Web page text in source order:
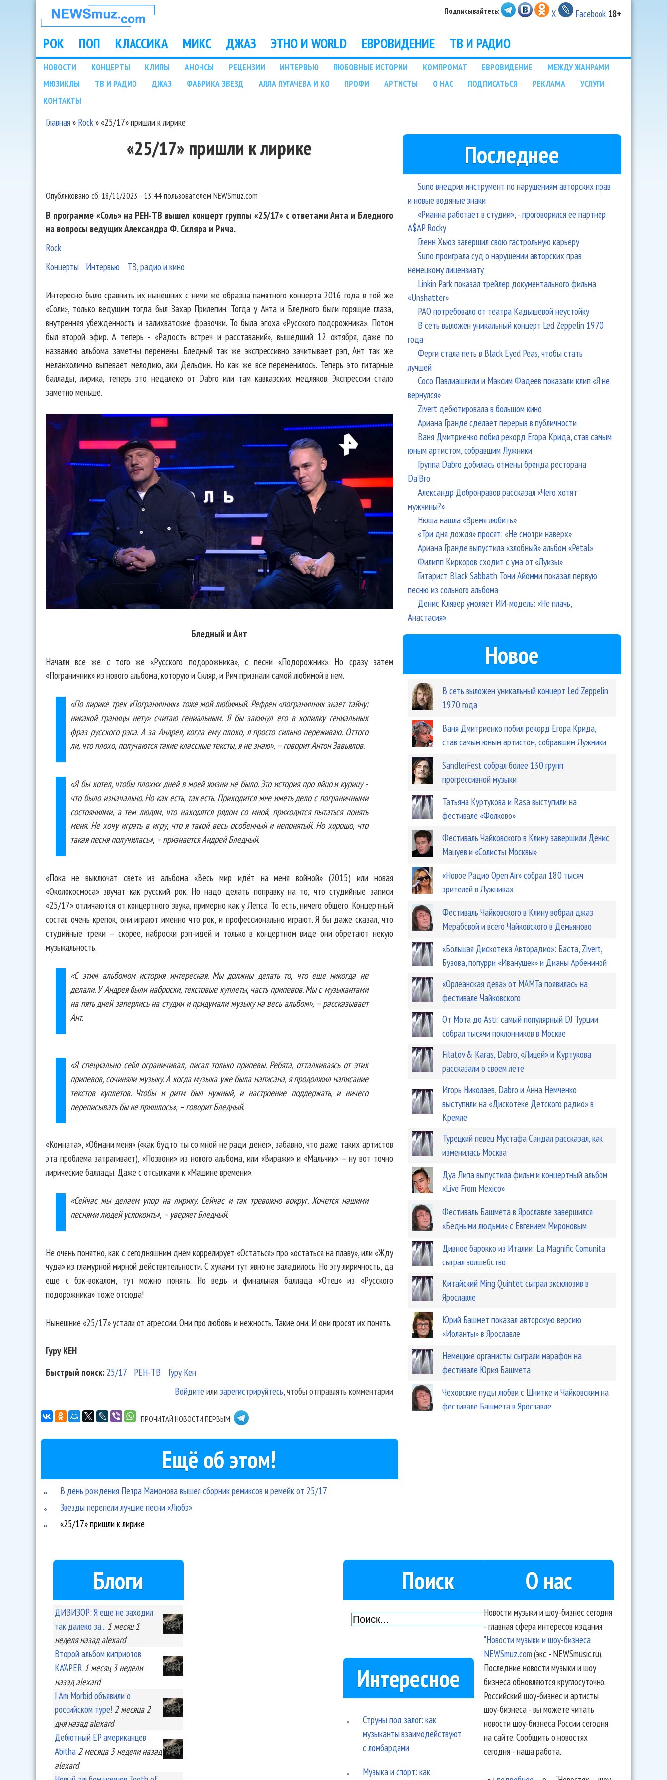
НОВОСТИ
МУЗЫКИ И
ШОУ БИЗНЕСА
NEWSMUZ.COM
Подписывайтесь: X Facebook 18+
Main menu
РОК ПОП КЛАССИКА МИКС ДЖАЗ ЭТНО И WORLD ЕВРОВИДЕНИЕ ТВ И РАДИО
Подразделы
НОВОСТИ КОНЦЕРТЫ КЛИПЫ АНОНСЫ РЕЦЕНЗИИ ИНТЕРВЬЮ ЛЮБОВНЫЕ ИСТОРИИ КОМПРОМАТ ЕВРОВИДЕНИЕ
МЕЖДУ ЖАНРАМИ
МЮЗИКЛЫ
ТВ И РАДИО ДЖАЗ ФАБРИКА ЗВЕЗД АЛЛА ПУГАЧЕВА И КО ПРОФИ АРТИСТЫ О НАС ПОДПИСАТЬСЯ РЕКЛАМА
УСЛУГИ
КОНТАКТЫ
Главная» Rock»«25/17» пришли к лирике
«25/17» пришли к лирике
Опубликовано сб, 18/11/2023 - 13:44пользователем NEWSmuz.com
В программе «Соль» на РЕН-ТВ вышел концерт группы «25/17» с ответами Анта и Бледного
на вопросы ведущих Александра Ф. Скляра и Рича.
Rock
Концерты Интервью ТВ, радио и кино
Интересно было сравнить их нынешних с ними же образца памятного концерта 2016 года в той же
«Соли», только ведущим тогда был Захар Прилепин. Тогда у Анта и Бледного были горящие глаза,
внутренняя убежденность и залихватские фразочки. То была эпоха «Русского подорожника». Потом
был второй эфир. А теперь - «Радость встреч и расставаний», вышедший 12 октября, даже по
названию альбома заметны перемены. Бледный так же экспрессивно зачитывает рэп, Ант так же
меланхолично выпевает мелодию, аки Дельфин. Но как же все переменилось. Теперь это гитарные
баллады, лирика, теперь это недалеко от Dabro или там кавказских медляков. Экспрессии стало
заметно меньше.
Бледный и Ант
Начали все же с того же «Русского подорожника», с песни «Подорожник». Но сразу затем
«Пограничник» из нового альбома, которую и Скляр, и Рич признали самой любимой в нем.
«По лирике трек «Пограничник» тоже мой любимый. Рефрен «пограничник знает тайну:
никакой границы нету» считаю гениальным. Я бы закинул его в копилку гениальных
фраз русского рэпа. А за Андрея, когда ему плохо, я просто сильно переживаю. Оттого
ли, что плохо, получаются такие классные тексты, я не знаю», – говорит Антон Завьялов.
«Я бы хотел, чтобы плохих дней в моей жизни не было. Это история про яйцо и курицу -
что было изначально. Но как есть, так есть. Приходится мне иметь дело с пограничными
состояниями, а тем людям, что находятся рядом со мной, приходится пытаться понять
меня. Не хочу играть в игру, что я такой весь особенный и непонятый. Но хорошо, что
такая песня получилась», – признается Андрей Бледный.
«Пока не выключат свет» из альбома «Весь мир идёт на меня войной» (2015) или новая
«Околокосмоса» звучат как русский рок. Но надо делать поправку на то, что студийные записи
«25/17» отличаются от концертного звука, примерно как у Лепса. То есть, ничего общего. Концертный
состав очень крепок, они играют именно что рок, и профессионально играют. Я бы даже сказал, что
студийные треки – скорее, наброски рэп-идей и только в концертном виде они обретают некую
музыкальность.
«С этим альбомом история интересная. Мы должны делать то, что еще никогда не
делали. У Андрея были наброски, текстовые куплеты, часть припевов. Мы с музыкантами
на пять дней заперлись на студии и придумали музыку на весь альбом», – рассказывает
Ант.
«Я специально себя ограничивал, писал только припевы. Ребята, отталкиваясь от этих
припевов, сочиняли музыку. А когда музыка уже была написана, я продолжил написание
текстов куплетов. Чтобы и ритм был нужный, и настроение поддержать, и ничего
переписывать бы не пришлось», – говорит Бледный.
«Комната», «Обмани меня» («как будто ты со мной не ради денег», забавно, что даже таких артистов
эта проблема затрагивает), «Позвони» из нового альбома, или «Виражи» и «Мальчик» – ну вот точно
лирические баллады. Даже с отсылками к «Машине времени».
«Сейчас мы делаем упор на лирику. Сейчас и так тревожно вокруг. Хочется нашими
песнями людей успокоить», – уверяет Бледный.
Не очень понятно, как с сегодняшним днем коррелирует «Остаться» про «остаться на плаву», или «Жду
чуда» из гламурной мирной действительности. С хуками тут явно не заладилось. Но эту лиричность, да
еще с бэк-вокалом, тут можно понять. Но ведь и финальная баллада «Отец» из «Русского
подорожника» тоже отсюда!
Нынешние «25/17» устали от агрессии. Они про любовь и нежность. Такие они. И они просят их понять.
Гуру КЕН
Быстрый поиск: 25/17 РЕН-ТВ
Гуру Кен
Войдите или зарегистрируйтесь, чтобы отправлять комментарии
ПРОЧИТАЙ НОВОСТИ ПЕРВЫМ:
Ещё об этом!
В день рождения Петра Мамонова вышел сборник ремиксов и ремейк от 25/17
Звезды перепели лучшие песни «Любэ»
«25/17» пришли к лирике
Последнее
Suno внедрил инструмент по нарушениям авторских прав
и новые водяные знаки
«Рианна работает в студии», - проговорился ее партнер
A$AP Rocky
Гленн Хьюз завершил свою гастрольную карьеру
Suno проиграла суд о нарушении авторских прав
немецкому лицензиату
Linkin Park показал трейлер документального фильма
«Unshatter»
РАО потребовало от театра Кадышевой неустойку
В сеть выложен уникальный концерт Led Zeppelin 1970
года
Ферги стала петь в Black Eyed Peas, чтобы стать
лучшей
Сосо Павлиашвили и Максим Фадеев показали клип «Я не
вернулся»
Zivert дебютировала в большом кино
Ариана Гранде сделает перерыв в публичности
Ваня Дмитриенко побил рекорд Егора Крида, став самым
юным артистом, собравшим Лужники
Группа Dabro добилась отмены бренда ресторана
Da'Bro
Александр Добронравов рассказал «Чего хотят
мужчины?»
Нюша нашла «Время любить»
«Три дня дождя» просят: «Не смотри наверх»
Ариана Гранде выпустила «злобный» альбом «Petal»
Филипп Киркоров сходит с ума от «Луизы»
Гитарист Black Sabbath Тони Айомми показал первую
песню из сольного альбома
Денис Клявер умоляет ИИ-модель: «Не плачь,
Анастасия»
Новое
В сеть выложен уникальный концерт Led Zeppelin
1970 года
Ваня Дмитриенко побил рекорд Егора Крида,
став самым юным артистом, собравшим Лужники
SandlerFest собрал более 130 групп
прогрессивной музыки
Татьяна Куртукова и Rasa выступили на
фестивале «Фолково»
Фестиваль Чайковского в Клину завершили Денис
Мацуев и «Солисты Москвы»
«Новое Радио Open Air» собрал 180 тысяч
зрителей в Лужниках
Фестиваль Чайковского в Клину вобрал джаз
Мерабовой и всего Чайковского в Демьяново
«Большая Дискотека Авторадио»: Баста, Zivert,
Бузова, попурри «Иванушек» и Дианы Арбениной
«Орлеанская дева» от МАМТа появилась на
фестивале Чайковского
От Мота до Asti: самый популярный DJ Турции
собрал тысячи поклонников в Москве
Filatov & Karas, Dabro, «Лицей» и Куртукова
рассказали о своем лете
Игорь Николаев, Dabro и Анна Немченко
выступили на «Дискотеке Детского радио» в
Кремле
Турецкий певец Мустафа Сандал рассказал, как
изменилась Москва
Дуа Липа выпустила фильм и концертный альбом
«Live From Mexico»
Фестиваль Башмета в Ярославле завершился
«Бедными людьми» с Евгением Мироновым
Дивное барокко из Италии: La Magnific Comunita
сыграл волшебство
Китайский Ming Quintet сыграл эксклюзив в
Ярославле
Юрий Башмет показал авторскую версию
«Иоланты» в Ярославле
Немецкие органисты сыграли марафон на
фестивале Юрия Башмета
Чеховские пуды любви с Шнитке и Чайковским на
фестивале Башмета в Ярославле
Блоги
ДИВИЗОР: Я еще не заходил
так далеко за... 1 месяц 1
неделяназад alexard
Второй альбом киприотов
KA'APER 1 месяц 3 недели
назад alexard
I Am Morbid объявили о
российском туре! 2 месяца 2
дняназад alexard
Дебютный EP американцев
Abitha 2 месяца 3 неделиназад
alexard
Поиск
Интересное
Струны под залог: как
музыканты взаимодействуют
с ломбардами
Музыка и спорт: как
О нас
Новости музыки и шоу-бизнес сегодня
- главная сфера интересов издания
"Новости музыки и шоу-бизнеса
NEWSmuz.com(экс - NEWSmusic.ru).
Последние новости музыки и шоу
бизнеса обновляются круглосуточно.
Российский шоу-бизнес и артисты
шоу-бизнеса - вы можете читать
новости шоу-бизнеса России сегодня
на сайте. Сообщить о новостях
сегодня - наша работа.